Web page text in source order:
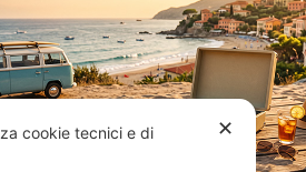
i vinili usati
✕
cookie tecnici e di